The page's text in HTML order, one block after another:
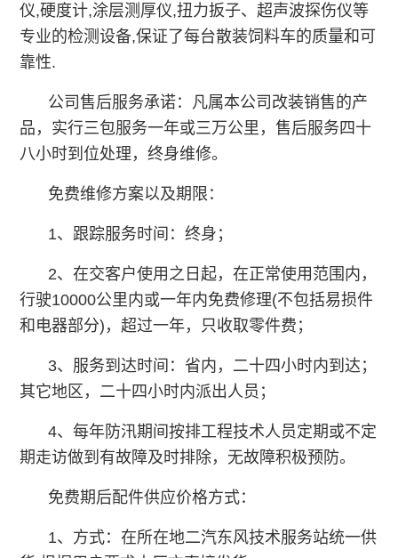
仪,硬度计,涂层测厚仪,扭力扳子、超声波探伤仪等
专业的检测设备,保证了每台散装饲料车的质量和可
靠性.
公司售后服务承诺：凡属本公司改装销售的产
品，实行三包服务一年或三万公里，售后服务四十
八小时到位处理，终身维修。
免费维修方案以及期限：
1、跟踪服务时间：终身；
2、在交客户使用之日起，在正常使用范围内，
行驶10000公里内或一年内免费修理(不包括易损件
和电器部分)，超过一年，只收取零件费；
3、服务到达时间：省内，二十四小时内到达；
其它地区，二十四小时内派出人员；
4、每年防汛期间按排工程技术人员定期或不定
期走访做到有故障及时排除，无故障积极预防。
免费期后配件供应价格方式：
1、方式：在所在地二汽东风技术服务站统一供